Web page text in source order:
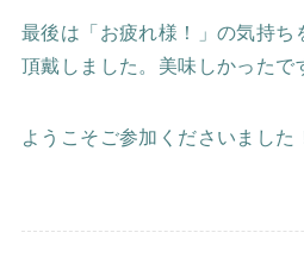
最後は「お疲れ様！」の気持ち
頂戴しました。美味しかったで
ようこそご参加くださいました